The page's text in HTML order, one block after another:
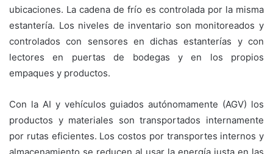
ubicaciones. La cadena de frío es controlada por la misma
estantería. Los niveles de inventario son monitoreados y
controlados con sensores en dichas estanterías y con
lectores en puertas de bodegas y en los propios
empaques y productos.
Con la AI y vehículos guiados autónomamente (AGV) los
productos y materiales son transportados internamente
por rutas eficientes. Los costos por transportes internos y